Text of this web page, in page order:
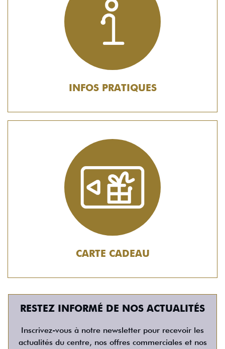
INFOS PRATIQUES
CARTE CADEAU
RESTEZ INFORMÉ DE NOS ACTUALITÉS
Inscrivez-vous à notre newsletter pour recevoir les
actualités du centre, nos offres commerciales et nos